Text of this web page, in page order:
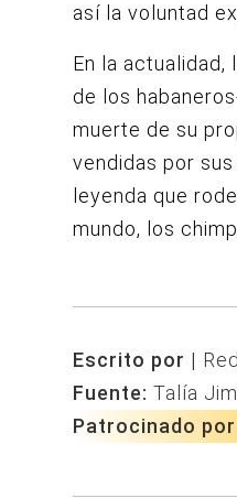
así la voluntad
En la actualidad,
de los
muerte de su
vendidas por
leyenda que
mundo, los
Escrito por |
Fuente: Talía
Patrocinado